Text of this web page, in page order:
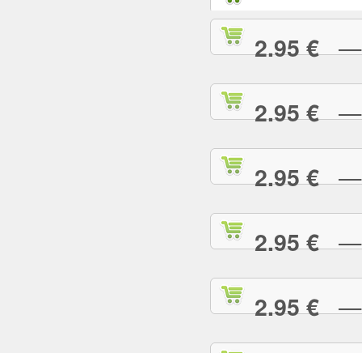
2.95 €—
2.95 €—
2.95 €—
2.95 €—
2.95 €—